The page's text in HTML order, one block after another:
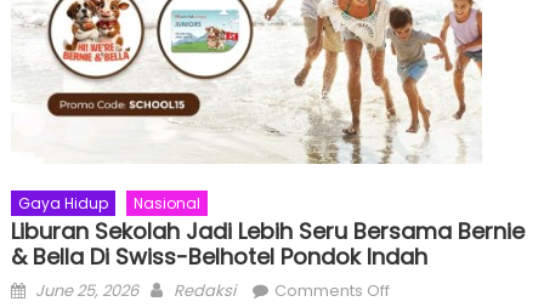
Gaya Hidup Nasional
Liburan Sekolah Jadi Lebih Seru Bersama Bernie
& Bella Di Swiss-Belhotel Pondok Indah
Posted
June 25, 2026 Author
Redaksi Comments Offon